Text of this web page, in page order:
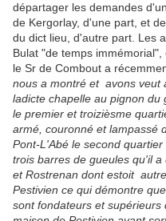
départager les demandes
de Kergorlay, d'une part, et
du dict lieu, d'autre part. Les
Bulat "de temps
le Sr de Combout a
nous a montré et avons veut
ladicte chapelle au pignon du
le premier et troizièsme
armé, couronné et lampassé
Pont-L'Abé le second
trois barres de gueules qu'il
et Rostrenan dont estoit
Pestivien ce qui démontre
sont fondateurs et